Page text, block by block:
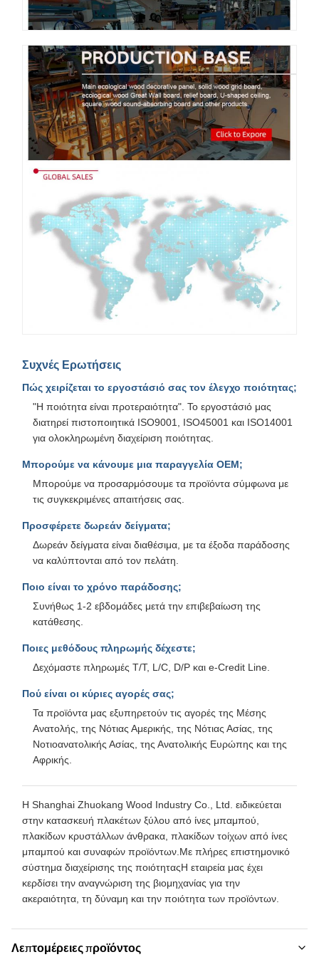
Συχνές Ερωτήσεις
Πώς χειρίζεται το εργοστάσιό σας τον έλεγχο ποιότητας;
"Η ποιότητα είναι προτεραιότητα". Το εργοστάσιό μας
διατηρεί πιστοποιητικά ISO9001, ISO45001 και ISO14001
για ολοκληρωμένη διαχείριση ποιότητας.
Μπορούμε να κάνουμε μια παραγγελία OEM;
Μπορούμε να προσαρμόσουμε τα προϊόντα σύμφωνα με
τις συγκεκριμένες απαιτήσεις σας.
Προσφέρετε δωρεάν δείγματα;
Δωρεάν δείγματα είναι διαθέσιμα, με τα έξοδα παράδοσης
να καλύπτονται από τον πελάτη.
Ποιο είναι το χρόνο παράδοσης;
Συνήθως 1-2 εβδομάδες μετά την επιβεβαίωση της
κατάθεσης.
Ποιες μεθόδους πληρωμής δέχεστε;
Δεχόμαστε πληρωμές T/T, L/C, D/P και e-Credit Line.
Πού είναι οι κύριες αγορές σας;
Τα προϊόντα μας εξυπηρετούν τις αγορές της Μέσης
Ανατολής, της Νότιας Αμερικής, της Νότιας Ασίας, της
Νοτιοανατολικής Ασίας, της Ανατολικής Ευρώπης και της
Αφρικής.
Η Shanghai Zhuokang Wood Industry Co., Ltd. ειδικεύεται
στην κατασκευή πλακέτων ξύλου από ίνες μπαμπού,
πλακίδων κρυστάλλων άνθρακα, πλακίδων τοίχων από ίνες
μπαμπού και συναφών προϊόντων.Με πλήρες επιστημονικό
σύστημα διαχείρισης της ποιότηταςΗ εταιρεία μας έχει
κερδίσει την αναγνώριση της βιομηχανίας για την
ακεραιότητα, τη δύναμη και την ποιότητα των προϊόντων.
Λεπτομέρειες προϊόντος